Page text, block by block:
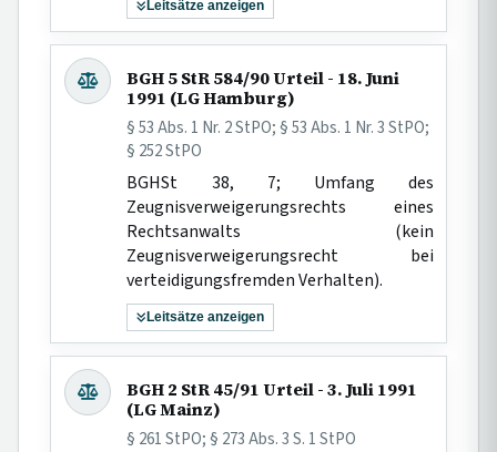
Leitsätze anzeigen
BGH 5 StR 584/90 Urteil - 18. Juni
1991 (LG Hamburg)
§ 53 Abs. 1 Nr. 2 StPO; § 53 Abs. 1 Nr. 3 StPO;
§ 252 StPO
BGHSt 38, 7; Umfang des
Zeugnisverweigerungsrechts eines
Rechtsanwalts (kein
Zeugnisverweigerungsrecht bei
verteidigungsfremden Verhalten).
Leitsätze anzeigen
BGH 2 StR 45/91 Urteil - 3. Juli 1991
(LG Mainz)
§ 261 StPO; § 273 Abs. 3 S. 1 StPO